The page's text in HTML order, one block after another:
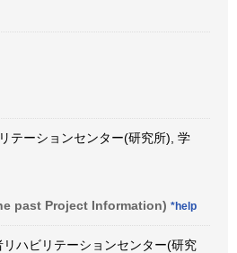
テーションセンター(研究所), 学
past Project Information) *help
ハビリテーションセンター(研究